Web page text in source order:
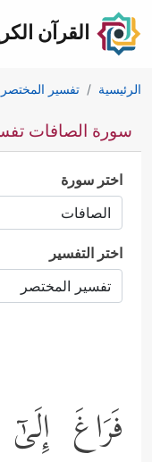
القرآن
الرئيسية تفسير المختصر
سورة الصافات
اختر سورة
اختر التفسير
فَرَاغَ